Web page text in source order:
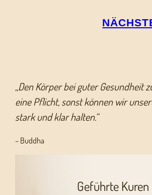
„Den Körper bei guter Gesundheit
eine Pflicht, sonst können wir
stark und klar halten.“
– Buddha
Geführte Kuren